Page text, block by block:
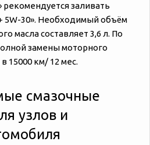
рекомендуется заливать
5W-30». Необходимый объём
масла составляет 3,6 л. По
замены моторного
15000 км/ 12 мес.
смазочные
узлов и